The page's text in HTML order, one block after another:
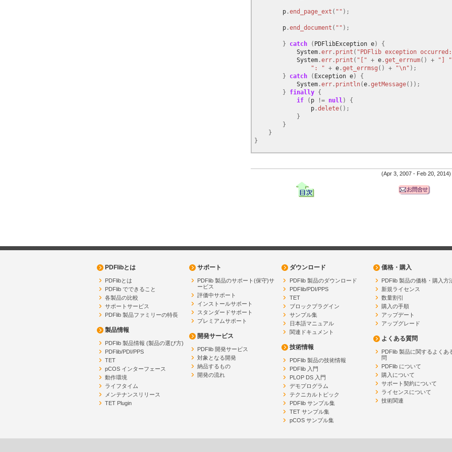
p .end_page_ext ( "" );
p .end_document ( "" );
} catch ( PDFlibException e)
{
System .err . print ( "PDFlib exception
System .err . print ( "[" + e .get_errnum() + "] "
": " + e .get_errmsg () + "\n" );
}
catch ( Exception e)
{
System .err . println(e .getMessage());
}
finally {
if
( p != null)
{
p .delete();
}
}
}
}
(Apr 3, 2007 - Feb 20, 2014)
PDFlibとは
PDFlibとは
PDFlib でできること
各製品の比較
サポートサービス
PDFlib 製品ファミリーの特長
製品情報
PDFlib 製品情報 (製品の選び方)
PDFlib/PDI/PPS
TET
pCOS インターフェース
動作環境
ライフタイム
メンテナンスリリース
TET Plugin
サポート
PDFlib 製品のサポート(保守)サ
ービス
評価中サポート
インストールサポート
スタンダードサポート
プレミアムサポート
開発サービス
PDFlib 開発サービス
対象となる開発
納品するもの
開発の流れ
ダウンロード
PDFlib 製品のダウンロード
PDFlib/PDI/PPS
TET
ブロックプラグイン
サンプル集
日本語マニュアル
関連ドキュメント
技術情報
PDFlib 製品の技術情報
PDFlib 入門
PLOP DS 入門
デモプログラム
テクニカルトピック
PDFlib サンプル集
TET サンプル集
pCOS サンプル集
価格・購入
PDFlib 製品の価格・購入方
新規ライセンス
数量割引
購入の手順
アップデート
アップグレード
よくある質問
PDFlib 製品に関するよくあ
問
PDFlib について
購入について
サポート契約について
ライセンスについて
技術関連